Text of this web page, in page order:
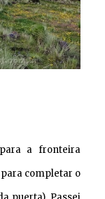
a fronteira
completar o